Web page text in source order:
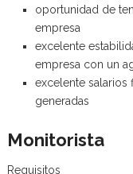
oportunidad de
empresa
excelente
empresa con un
excelente salarios
generadas
Monitorista
Requisitos